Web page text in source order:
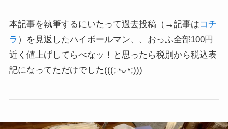
本記事を執筆するにいたって過去投稿（→記事はコチ
ラ ）を見返したハイボールマン、、おっふ全部100円
近く値上げしてらべなッ！と思ったら税別から税込表
記になってただけでした(((;◔ᴗ◔;)))